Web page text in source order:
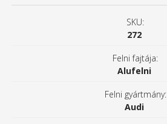
SKU:
272
Felni fajtája:
Alufelni
Felni gyártmány:
Audi